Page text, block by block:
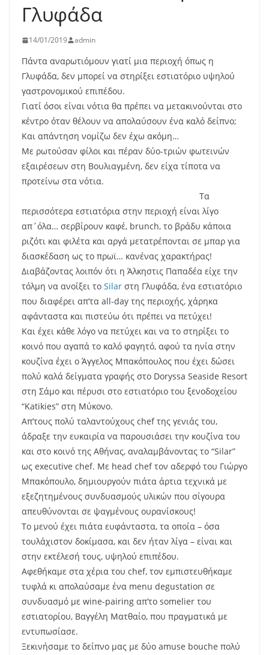
Γλυφάδα
14/01/2019 admin
Πάντα αναρωτιόμουν γιατί μια περιοχή όπως η
Γλυφάδα, δεν μπορεί να στηρίξει εστιατόριο υψηλού
γαστρονομικού επιπέδου.
Γιατί όσοι είναι νότια θα πρέπει να μετακινούνται στο
κέντρο όταν θέλουν να απολαύσουν ένα καλό δείπνο;
Και απάντηση νομίζω δεν έχω ακόμη…
Με ρωτούσαν φίλοι και πέραν δύο-τριών φωτεινών
εξαιρέσεων στη Βουλιαγμένη, δεν είχα τίποτα να
προτείνω στα νότια.
Τα
περισσότερα εστιατόρια στην περιοχή είναι λίγο
απ΄όλα… σερβίρουν καφέ, brunch, το βράδυ κάποια
ριζότι και φιλέτα και αργά μετατρέπονται σε μπαρ για
διασκέδαση ως το πρωϊ… κανένας χαρακτήρας!
Διαβάζοντας λοιπόν ότι η Άλκηστις Παπαδέα είχε την
τόλμη να ανοίξει το Silar στη Γλυφάδα, ένα εστιατόριο
που διαφέρει απ’τα all-day της περιοχής, χάρηκα
αφάνταστα και πιστεύω ότι πρέπει να πετύχει!
Και έχει κάθε λόγο να πετύχει και να το στηρίξει το
κοινό που αγαπά το καλό φαγητό, αφού τα ηνία στην
κουζίνα έχει ο Άγγελος Μπακόπουλος που έχει δώσει
πολύ καλά δείγματα γραφής στο Doryssa Seaside Resort
στη Σάμο και πέρυσι στο εστιατόριο του ξενοδοχείου
“Katikies” στη Μύκονο.
Απ’τους πολύ ταλαντούχους chef της γενιάς του,
άδραξε την ευκαιρία να παρουσιάσει την κουζίνα του
και στο κοινό της Αθήνας, αναλαμβάνοντας το “Silar”
ως executive chef. Με head chef τον αδερφό του Γιώργο
Μπακόπουλο, δημιουργούν πιάτα άρτια τεχνικά με
εξεζητημένους συνδυασμούς υλικών που σίγουρα
απευθύνονται σε ψαγμένους ουρανίσκους!
Το μενού έχει πιάτα ευφάνταστα, τα οποία – όσα
τουλάχιστον δοκίμασα, και δεν ήταν λίγα – είναι και
στην εκτέλεσή τους, υψηλού επιπέδου.
Αφεθήκαμε στα χέρια του chef, τον εμπιστευθήκαμε
τυφλά κι απολαύσαμε ένα menu degustation σε
συνδυασμό με wine-pairing απ’το somelier του
εστιατορίου, Βαγγέλη Ματθαίο, που πραγματικά με
εντυπωσίασε.
Ξεκινήσαμε το δείπνο μας με δύο amuse bouche πολύ